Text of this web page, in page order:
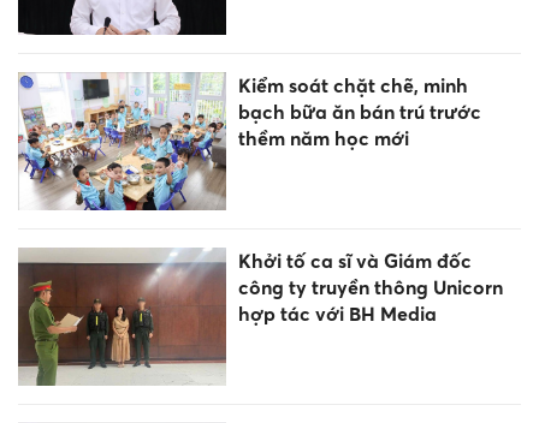
Kiểm soát chặt chẽ, minh
bạch bữa ăn bán trú trước
thềm năm học mới
Khởi tố ca sĩ và Giám đốc
công ty truyền thông Unicorn
hợp tác với BH Media